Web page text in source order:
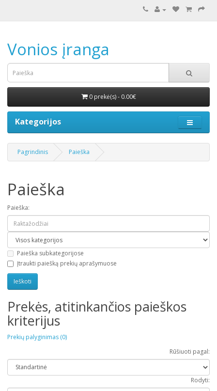
Vonios įranga
0 prekė(s) - 0.00€
Kategorijos
Pagrindinis Paieška
Paieška
Paieška:
Paieška subkategorijose
Įtraukti paiešką prekių aprašymuose
Prekės, atitinkančios paieškos
kriterijus
Prekių palyginimas (0)
Rūšiuoti pagal:
Rodyti: